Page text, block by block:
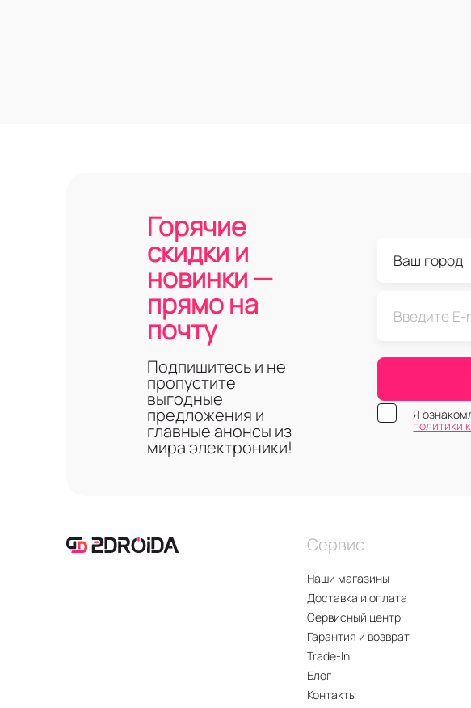
Горячие
скидки и
новинки —
прямо на
почту
Подпишитесь и не
пропустите
выгодные
предложения и
главные анонсы из
мира электроники!
Я
политики
Сервис
Наши магазины
Доставка и оплата
Сервисный центр
Гарантия и возврат
Trade-In
Блог
Контакты